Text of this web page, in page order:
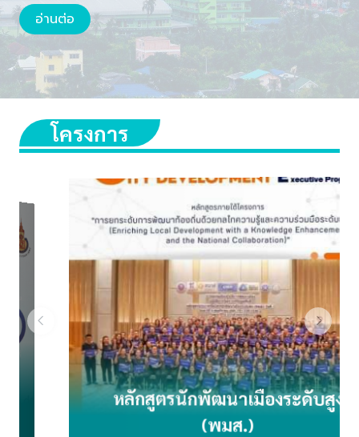
ด
ทำ
มู
อ
ง
แ
ล
ะ
ส
ะ
ท้
อ
น
ผ
ล
อ่านต่อ
โครงการ
หลักสูตรนักพัฒนาเมืองระดับสูง
(พมส.)